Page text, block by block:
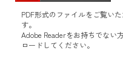
PDF形式のファイルをご覧い
す。
Adobe Readerをお持ちでない
ロードしてください。